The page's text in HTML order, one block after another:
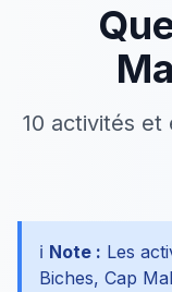
10 activités et
ℹ️ Note : Les
Biches, Cap